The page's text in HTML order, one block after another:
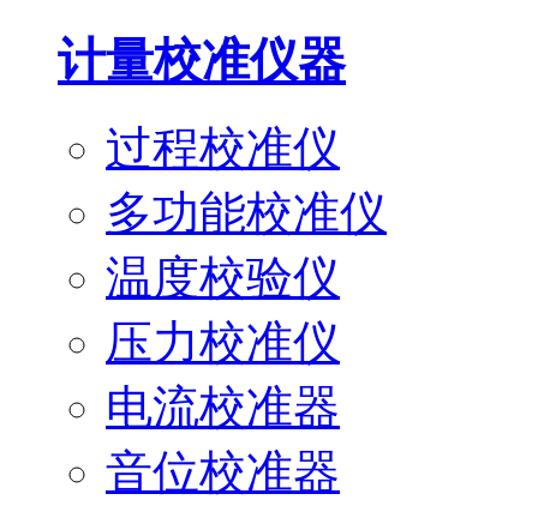
计量校准仪器
过程校准仪
多功能校准仪
温度校验仪
压力校准仪
电流校准器
音位校准器